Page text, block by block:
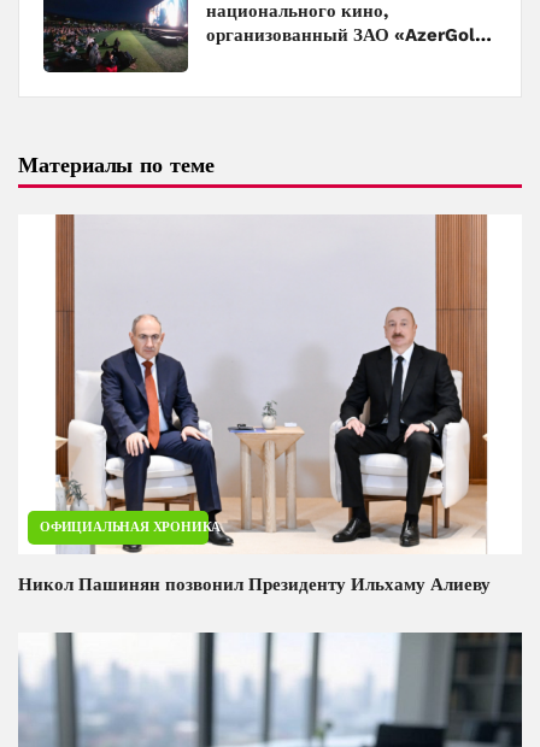
национального кино,
организованный ЗАО «AzerGold»
Материалы по теме
ОФИЦИАЛЬНАЯ ХРОНИКА
Никол Пашинян позвонил Президенту Ильхаму Алиеву